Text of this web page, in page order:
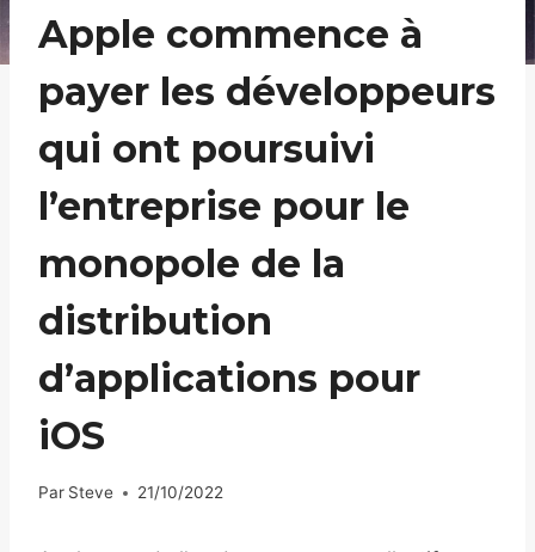
Apple commence à
payer les développeurs
qui ont poursuivi
l’entreprise pour le
monopole de la
distribution
d’applications pour
iOS
Par Steve 21/10/2022